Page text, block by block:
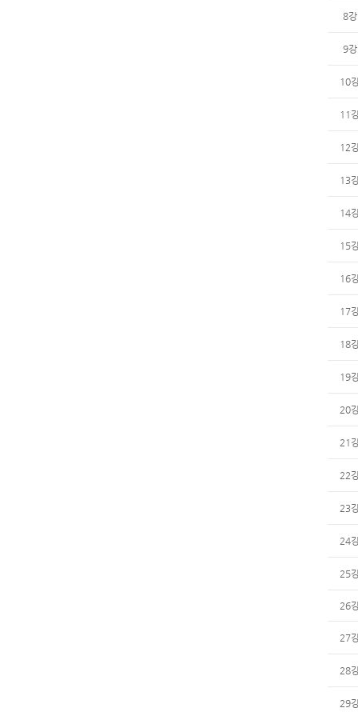
8강
9강
10
11
12
13
14
15
16
17
18
19
20
21
22
23
24
25
26
27
28
29